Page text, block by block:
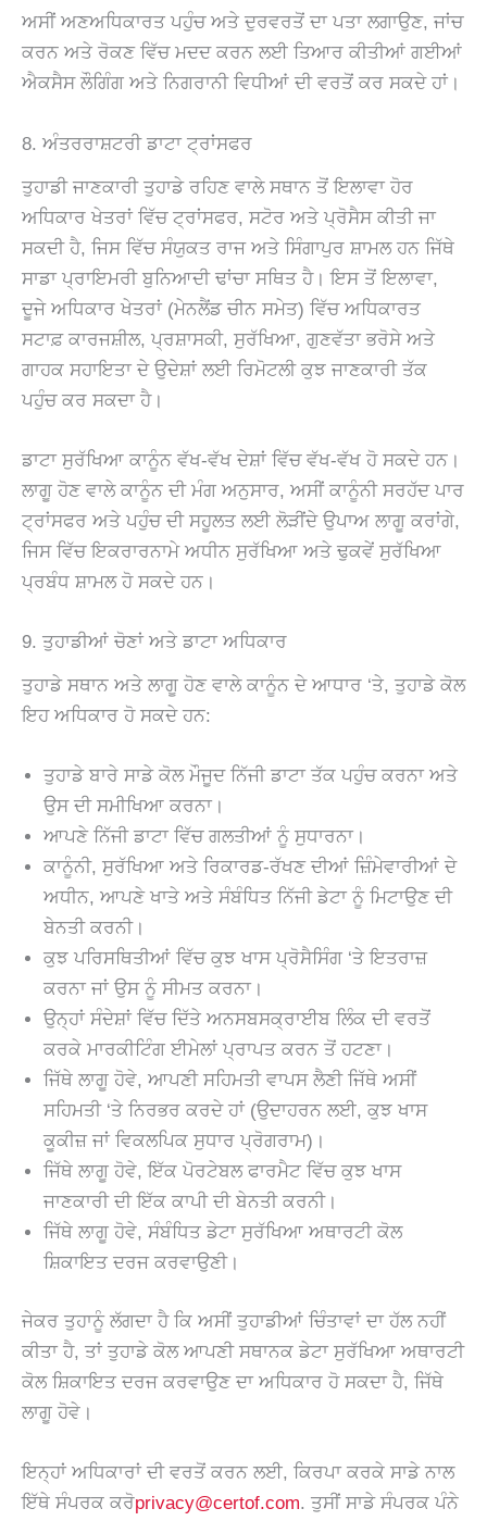
ਅਸੀਂ ਅਣਅਧਿਕਾਰਤ ਪਹੁੰਚ ਅਤੇ ਦੁਰਵਰਤੋਂ ਦਾ ਪਤਾ ਲਗਾਉਣ, ਜਾਂਚ
ਕਰਨ ਅਤੇ ਰੋਕਣ ਵਿੱਚ ਮਦਦ ਕਰਨ ਲਈ ਤਿਆਰ ਕੀਤੀਆਂ ਗਈਆਂ
ਐਕਸੈਸ ਲੌਗਿੰਗ ਅਤੇ ਨਿਗਰਾਨੀ ਵਿਧੀਆਂ ਦੀ ਵਰਤੋਂ ਕਰ ਸਕਦੇ ਹਾਂ।
8. ਅੰਤਰਰਾਸ਼ਟਰੀ ਡਾਟਾ ਟ੍ਰਾਂਸਫਰ
ਤੁਹਾਡੀ ਜਾਣਕਾਰੀ ਤੁਹਾਡੇ ਰਹਿਣ ਵਾਲੇ ਸਥਾਨ ਤੋਂ ਇਲਾਵਾ ਹੋਰ
ਅਧਿਕਾਰ ਖੇਤਰਾਂ ਵਿੱਚ ਟ੍ਰਾਂਸਫਰ, ਸਟੋਰ ਅਤੇ ਪ੍ਰੋਸੈਸ ਕੀਤੀ ਜਾ
ਸਕਦੀ ਹੈ, ਜਿਸ ਵਿੱਚ ਸੰਯੁਕਤ ਰਾਜ ਅਤੇ ਸਿੰਗਾਪੁਰ ਸ਼ਾਮਲ ਹਨ ਜਿੱਥੇ
ਸਾਡਾ ਪ੍ਰਾਇਮਰੀ ਬੁਨਿਆਦੀ ਢਾਂਚਾ ਸਥਿਤ ਹੈ। ਇਸ ਤੋਂ ਇਲਾਵਾ,
ਦੂਜੇ ਅਧਿਕਾਰ ਖੇਤਰਾਂ (ਮੇਨਲੈਂਡ ਚੀਨ ਸਮੇਤ) ਵਿੱਚ ਅਧਿਕਾਰਤ
ਸਟਾਫ਼ ਕਾਰਜਸ਼ੀਲ, ਪ੍ਰਸ਼ਾਸਕੀ, ਸੁਰੱਖਿਆ, ਗੁਣਵੱਤਾ ਭਰੋਸੇ ਅਤੇ
ਗਾਹਕ ਸਹਾਇਤਾ ਦੇ ਉਦੇਸ਼ਾਂ ਲਈ ਰਿਮੋਟਲੀ ਕੁਝ ਜਾਣਕਾਰੀ ਤੱਕ
ਪਹੁੰਚ ਕਰ ਸਕਦਾ ਹੈ।
ਡਾਟਾ ਸੁਰੱਖਿਆ ਕਾਨੂੰਨ ਵੱਖ-ਵੱਖ ਦੇਸ਼ਾਂ ਵਿੱਚ ਵੱਖ-ਵੱਖ ਹੋ ਸਕਦੇ ਹਨ।
ਲਾਗੂ ਹੋਣ ਵਾਲੇ ਕਾਨੂੰਨ ਦੀ ਮੰਗ ਅਨੁਸਾਰ, ਅਸੀਂ ਕਾਨੂੰਨੀ ਸਰਹੱਦ ਪਾਰ
ਟ੍ਰਾਂਸਫਰ ਅਤੇ ਪਹੁੰਚ ਦੀ ਸਹੂਲਤ ਲਈ ਲੋੜੀਂਦੇ ਉਪਾਅ ਲਾਗੂ ਕਰਾਂਗੇ,
ਜਿਸ ਵਿੱਚ ਇਕਰਾਰਨਾਮੇ ਅਧੀਨ ਸੁਰੱਖਿਆ ਅਤੇ ਢੁਕਵੇਂ ਸੁਰੱਖਿਆ
ਪ੍ਰਬੰਧ ਸ਼ਾਮਲ ਹੋ ਸਕਦੇ ਹਨ।
9. ਤੁਹਾਡੀਆਂ ਚੋਣਾਂ ਅਤੇ ਡਾਟਾ ਅਧਿਕਾਰ
ਤੁਹਾਡੇ ਸਥਾਨ ਅਤੇ ਲਾਗੂ ਹੋਣ ਵਾਲੇ ਕਾਨੂੰਨ ਦੇ ਆਧਾਰ ‘ਤੇ, ਤੁਹਾਡੇ ਕੋਲ
ਇਹ ਅਧਿਕਾਰ ਹੋ ਸਕਦੇ ਹਨ:
ਤੁਹਾਡੇ ਬਾਰੇ ਸਾਡੇ ਕੋਲ ਮੌਜੂਦ ਨਿੱਜੀ ਡਾਟਾ ਤੱਕ ਪਹੁੰਚ ਕਰਨਾ ਅਤੇ
ਉਸ ਦੀ ਸਮੀਖਿਆ ਕਰਨਾ।
ਆਪਣੇ ਨਿੱਜੀ ਡਾਟਾ ਵਿੱਚ ਗਲਤੀਆਂ ਨੂੰ ਸੁਧਾਰਨਾ।
ਕਾਨੂੰਨੀ, ਸੁਰੱਖਿਆ ਅਤੇ ਰਿਕਾਰਡ-ਰੱਖਣ ਦੀਆਂ ਜ਼ਿੰਮੇਵਾਰੀਆਂ ਦੇ
ਅਧੀਨ, ਆਪਣੇ ਖਾਤੇ ਅਤੇ ਸੰਬੰਧਿਤ ਨਿੱਜੀ ਡੇਟਾ ਨੂੰ ਮਿਟਾਉਣ ਦੀ
ਬੇਨਤੀ ਕਰਨੀ।
ਕੁਝ ਪਰਿਸਥਿਤੀਆਂ ਵਿੱਚ ਕੁਝ ਖਾਸ ਪ੍ਰੋਸੈਸਿੰਗ ‘ਤੇ ਇਤਰਾਜ਼
ਕਰਨਾ ਜਾਂ ਉਸ ਨੂੰ ਸੀਮਤ ਕਰਨਾ।
ਉਨ੍ਹਾਂ ਸੰਦੇਸ਼ਾਂ ਵਿੱਚ ਦਿੱਤੇ ਅਨਸਬਸਕ੍ਰਾਈਬ ਲਿੰਕ ਦੀ ਵਰਤੋਂ
ਕਰਕੇ ਮਾਰਕੀਟਿੰਗ ਈਮੇਲਾਂ ਪ੍ਰਾਪਤ ਕਰਨ ਤੋਂ ਹਟਣਾ।
ਜਿੱਥੇ ਲਾਗੂ ਹੋਵੇ, ਆਪਣੀ ਸਹਿਮਤੀ ਵਾਪਸ ਲੈਣੀ ਜਿੱਥੇ ਅਸੀਂ
ਸਹਿਮਤੀ ‘ਤੇ ਨਿਰਭਰ ਕਰਦੇ ਹਾਂ (ਉਦਾਹਰਨ ਲਈ, ਕੁਝ ਖਾਸ
ਕੂਕੀਜ਼ ਜਾਂ ਵਿਕਲਪਿਕ ਸੁਧਾਰ ਪ੍ਰੋਗਰਾਮ)।
ਜਿੱਥੇ ਲਾਗੂ ਹੋਵੇ, ਇੱਕ ਪੋਰਟੇਬਲ ਫਾਰਮੈਟ ਵਿੱਚ ਕੁਝ ਖਾਸ
ਜਾਣਕਾਰੀ ਦੀ ਇੱਕ ਕਾਪੀ ਦੀ ਬੇਨਤੀ ਕਰਨੀ।
ਜਿੱਥੇ ਲਾਗੂ ਹੋਵੇ, ਸੰਬੰਧਿਤ ਡੇਟਾ ਸੁਰੱਖਿਆ ਅਥਾਰਟੀ ਕੋਲ
ਸ਼ਿਕਾਇਤ ਦਰਜ ਕਰਵਾਉਣੀ।
ਜੇਕਰ ਤੁਹਾਨੂੰ ਲੱਗਦਾ ਹੈ ਕਿ ਅਸੀਂ ਤੁਹਾਡੀਆਂ ਚਿੰਤਾਵਾਂ ਦਾ ਹੱਲ ਨਹੀਂ
ਕੀਤਾ ਹੈ, ਤਾਂ ਤੁਹਾਡੇ ਕੋਲ ਆਪਣੀ ਸਥਾਨਕ ਡੇਟਾ ਸੁਰੱਖਿਆ ਅਥਾਰਟੀ
ਕੋਲ ਸ਼ਿਕਾਇਤ ਦਰਜ ਕਰਵਾਉਣ ਦਾ ਅਧਿਕਾਰ ਹੋ ਸਕਦਾ ਹੈ, ਜਿੱਥੇ
ਲਾਗੂ ਹੋਵੇ।
ਇਨ੍ਹਾਂ ਅਧਿਕਾਰਾਂ ਦੀ ਵਰਤੋਂ ਕਰਨ ਲਈ, ਕਿਰਪਾ ਕਰਕੇ ਸਾਡੇ ਨਾਲ
ਇੱਥੇ ਸੰਪਰਕ ਕਰੋprivacy@certof.com. ਤੁਸੀਂ ਸਾਡੇ ਸੰਪਰਕ ਪੰਨੇ